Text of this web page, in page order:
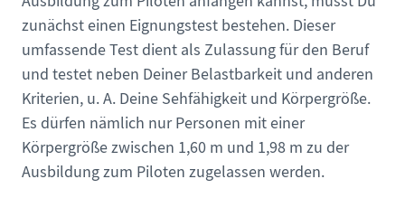
zunächst einen Eignungstest bestehen. Dieser
umfassende Test dient als Zulassung für den Beruf
und testet neben Deiner Belastbarkeit und anderen
Kriterien, u. A. Deine Sehfähigkeit und Körpergröße.
Es dürfen nämlich nur Personen mit einer
Körpergröße zwischen 1,60 m und 1,98 m zu der
Ausbildung zum Piloten zugelassen werden.